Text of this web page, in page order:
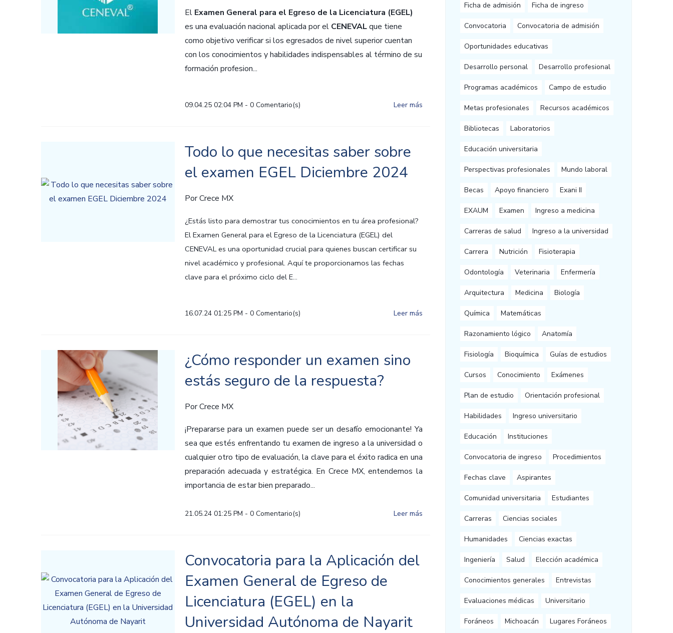
El Examen General para el Egreso de la Licenciatura (EGEL)
es una evaluación nacional aplicada por el CENEVALque tiene
como objetivo verificar si los egresados de nivel superior cuentan
con los conocimientos y habilidades indispensables al término de su
formación profesion...
09.04.25 02:04 PM - 0Comentario(s) Leer más
Todo lo que necesitas saber sobre
el examen EGEL Diciembre 2024
PorCrece MX
¿Estás listo para demostrar tus conocimientos en tu área profesional?
El Examen General para el Egreso de la Licenciatura (EGEL) del
CENEVAL es una oportunidad crucial para quienes buscan certificar su
nivel académico y profesional. Aquí te proporcionamos las fechas
clave para el próximo ciclo del E...
16.07.24 01:25 PM - 0Comentario(s) Leer más
¿Cómo responder un examen sino
estás seguro de la respuesta?
PorCrece MX
¡Prepararse para un examen puede ser un desafío emocionante! Ya
sea que estés enfrentando tu examen de ingreso a la universidad o
cualquier otro tipo de evaluación, la clave para el éxito radica en una
preparación adecuada y estratégica. En Crece MX, entendemos la
importancia de estar bien preparado...
21.05.24 01:25 PM - 0Comentario(s) Leer más
Convocatoria para la Aplicación del
Examen General de Egreso de
Licenciatura (EGEL) en la
Universidad Autónoma de Nayarit
Ficha de admisión Ficha de ingreso
Convocatoria Convocatoria de admisión
Oportunidades educativas
Desarrollo personal Desarrollo profesional
Programas académicos Campo de estudio
Metas profesionales Recursos académicos
Bibliotecas Laboratorios
Educación universitaria
Perspectivas profesionales Mundo laboral
Becas Apoyo financiero Exani II
EXAUM Examen Ingreso a medicina
Carreras de salud Ingreso a la universidad
Carrera Nutrición Fisioterapia
Odontología Veterinaria Enfermería
Arquitectura Medicina Biología
Química Matemáticas
Razonamiento lógico Anatomía
Fisiología Bioquímica Guías de estudios
Cursos Conocimiento Exámenes
Plan de estudio Orientación profesional
Habilidades Ingreso universitario
Educación Instituciones
Convocatoria de ingreso Procedimientos
Fechas clave Aspirantes
Comunidad universitaria Estudiantes
Carreras Ciencias sociales
Humanidades Ciencias exactas
Ingeniería Salud Elección académica
Conocimientos generales Entrevistas
Evaluaciones médicas Universitario
Foráneos Michoacán Lugares Foráneos